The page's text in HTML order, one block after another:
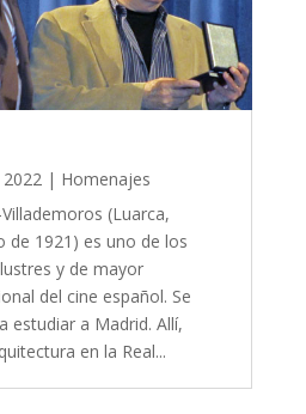
| Homenajes
(Luarca,
de 1921) es uno de los
y de mayor
del cine español. Se
estudiar a Madrid. Allí,
en la Real...